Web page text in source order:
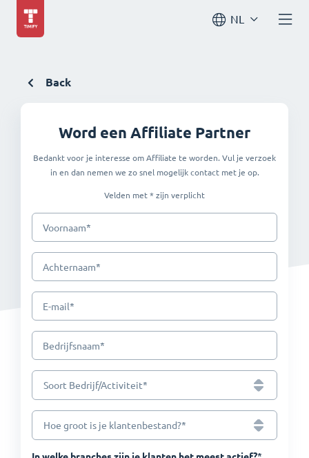
NL
Back
Word een Affiliate Partner
Bedankt voor je interesse om Affiliate te worden. Vul je verzoek
in en dan nemen we zo snel mogelijk contact met je op.
Velden met * zijn verplicht
Voornaam*
Achternaam*
E-mail*
Bedrijfsnaam*
Soort Bedrijf/Activiteit*
Hoe groot is je klantenbestand?*